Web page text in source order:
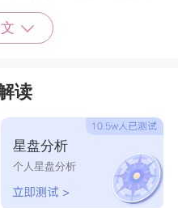
，虽小罪不可宥也。
夜基命宥密。《注》言
年》晋侯朝於王，王飨
以币帛，以助劝也。
周礼·春官·大司乐》王
读
星盘分析
个人星盘分析